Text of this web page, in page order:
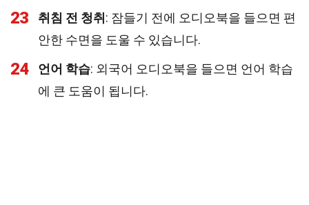
23 취침 전 청취 : 잠들기 전에 오디오북을 들으면 편
안한 수면을 도울 수 있습니다.
24 언어 학습: 외국어 오디오북을 들으면 언어 학습
에 큰 도움이 됩니다.